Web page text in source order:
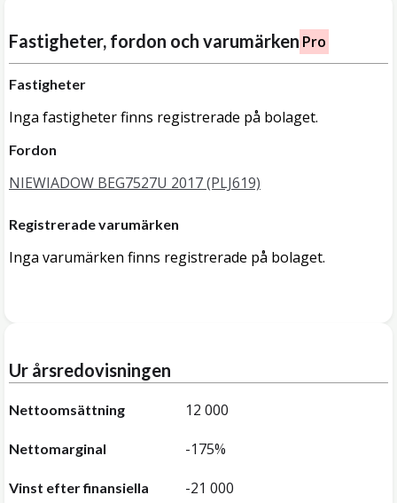
Fastigheter, fordon och varumärken Pro
Fastigheter
Inga fastigheter finns registrerade på bolaget.
Fordon
NIEWIADOW BEG7527U 2017 (PLJ619)
Registrerade varumärken
Inga varumärken finns registrerade på bolaget.
Ur årsredovisningen
Nettoomsättning 12 000
Nettomarginal -175%
Vinst efter finansiella
-21 000